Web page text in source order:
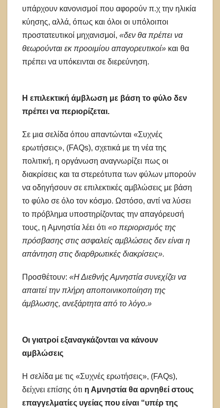
υπάρχουν κανονισμοί που αφορούν π.χ την ηλικία
κύησης, αλλά, όπως και όλοι οι υπόλοιποι
προστατευτικοί μηχανισμοί, «δεν θα πρέπει να
θεωρούνται εκ προοιμίου απαγορευτικοί» και θα
πρέπει να υπόκεινται σε διερεύνηση.
Η επιλεκτική άμβλωση με βάση το φύλο δεν
πρέπει να περιορίζεται.
Σε μια σελίδα όπου απαντώνται «Συχνές
ερωτήσεις», (FAQs), σχετικά με τη νέα της
πολιτική, η οργάνωση αναγνωρίζει πως οι
διακρίσεις και τα στερεότυπα των φύλων μπορούν
να οδηγήσουν σε επιλεκτικές αμβλώσεις με βάση
το φύλο σε όλο τον κόσμο. Ωστόσο, αντί να λύσει
το πρόβλημα υποστηρίζοντας την απαγόρευσή
τους, η Αμνηστία λέει ότι «ο περιορισμός της
πρόσβασης στις ασφαλείς αμβλώσεις δεν είναι η
απάντηση στις διαρθρωτικές διακρίσεις».
Προσθέτουν: «Η Διεθνής Αμνηστία συνεχίζει να
απαιτεί την πλήρη αποποινικοποίηση της
άμβλωσης, ανεξάρτητα από το λόγο.»
Οι γιατροί εξαναγκάζονται να κάνουν
αμβλώσεις
Η σελίδα με τις «Συχνές ερωτήσεις», (FAQs),
δείχνει επίσης ότι η Αμνηστία θα αρνηθεί στους
επαγγελματίες υγείας που είναι “υπέρ της